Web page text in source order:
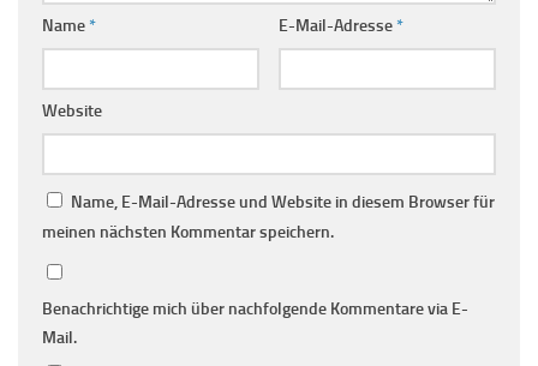
Name* E-Mail-Adresse*
Website
Name, E-Mail-Adresse und Website in diesem Browser für
meinen nächsten Kommentar speichern.
Benachrichtige mich über nachfolgende Kommentare via E-
Mail.